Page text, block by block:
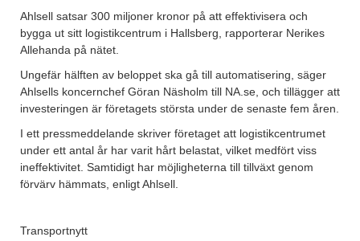
Ahlsell satsar 300 miljoner kronor på att effektivisera och
bygga ut sitt logistikcentrum i Hallsberg, rapporterar Nerikes
Allehanda på nätet.
Ungefär hälften av beloppet ska gå till automatisering, säger
Ahlsells koncernchef Göran Näsholm till NA.se, och tillägger att
investeringen är företagets största under de senaste fem åren.
I ett pressmeddelande skriver företaget att logistikcentrumet
under ett antal år har varit hårt belastat, vilket medfört viss
ineffektivitet. Samtidigt har möjligheterna till tillväxt genom
förvärv hämmats, enligt Ahlsell.
Transportnytt